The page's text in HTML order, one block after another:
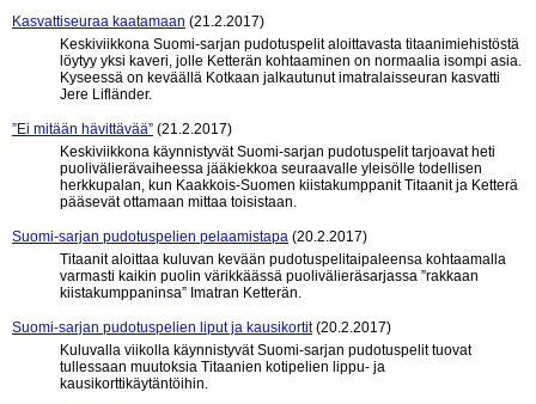
Kasvattiseuraa kaatamaan (21.2.2017)
Keskiviikkona Suomi-sarjan pudotuspelit aloittavasta titaanimiehistöstä
löytyy yksi kaveri, jolle Ketterän kohtaaminen on normaalia isompi asia.
Kyseessä on keväällä Kotkaan jalkautunut imatralaisseuran kasvatti
Jere Lifländer.
”Ei mitään hävittävää” (21.2.2017)
Keskiviikkona käynnistyvät Suomi-sarjan pudotuspelit tarjoavat heti
puolivälierävaiheessa jääkiekkoa seuraavalle yleisölle todellisen
herkkupalan, kun Kaakkois-Suomen kiistakumppanit Titaanit ja Ketterä
pääsevät ottamaan mittaa toisistaan.
Suomi-sarjan pudotuspelien pelaamistapa (20.2.2017)
Titaanit aloittaa kuluvan kevään pudotuspelitaipaleensa kohtaamalla
varmasti kaikin puolin värikkäässä puolivälieräsarjassa ”rakkaan
kiistakumppaninsa” Imatran Ketterän.
Suomi-sarjan pudotuspelien liput ja kausikortit (20.2.2017)
Kuluvalla viikolla käynnistyvät Suomi-sarjan pudotuspelit tuovat
tullessaan muutoksia Titaanien kotipelien lippu- ja
kausikorttikäytäntöihin.